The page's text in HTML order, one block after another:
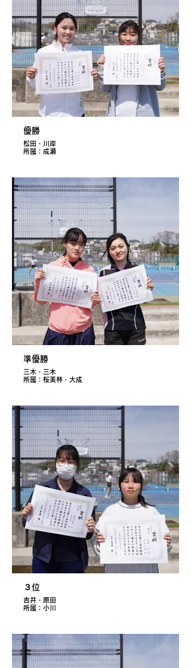
優勝
松田・川岸
所属：成瀬
準優勝
三木・三木
所属：桜美林・大成
３位
吉井・原田
所属：小川